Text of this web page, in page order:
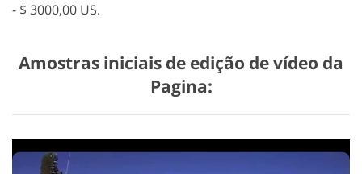
- $ 3000,00 US.
Amostras iniciais de edição de vídeo da
Pagina: